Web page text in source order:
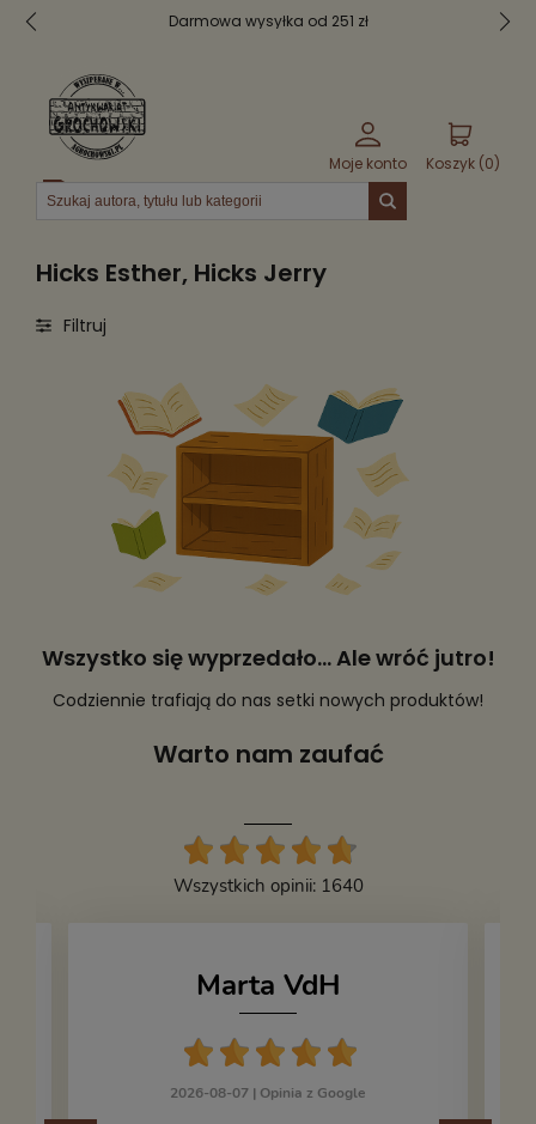
Darmowa wysyłka od 251 zł
Moje konto Koszyk (0)
Menu
Hicks Esther, Hicks Jerry
Filtruj
Wszystko się wyprzedało... Ale wróć jutro!
Codziennie trafiają do nas setki nowych produktów!
Warto nam zaufać
Wszystkich opinii: 1640
Marta VdH
2026-08-07 | Opinia z Google